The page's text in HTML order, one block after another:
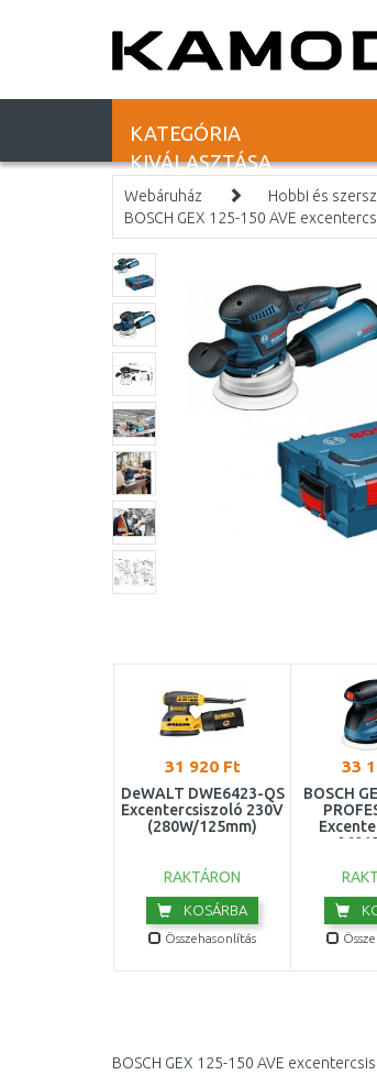
KATEGÓRIA
KIVÁLASZTÁSA
Webáruház Hobbi és
BOSCH GEX 125-150 AVE
31 920 Ft
DeWALT DWE6423-QS
Excentercsiszoló 230V
(280W/125mm)
RAKTÁRON
KOSÁRBA
Összehasonlítás
33
BOSCH
BOSCH GEX 125-150 AVE